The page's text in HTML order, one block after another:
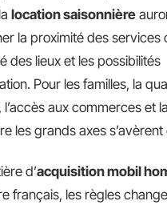
location saisonnière
la proximité des services
des lieux et les possibilités
Pour les familles, la
l’accès aux commerces et
les grands axes s’avèrent
d’acquisition mobil
français, les règles